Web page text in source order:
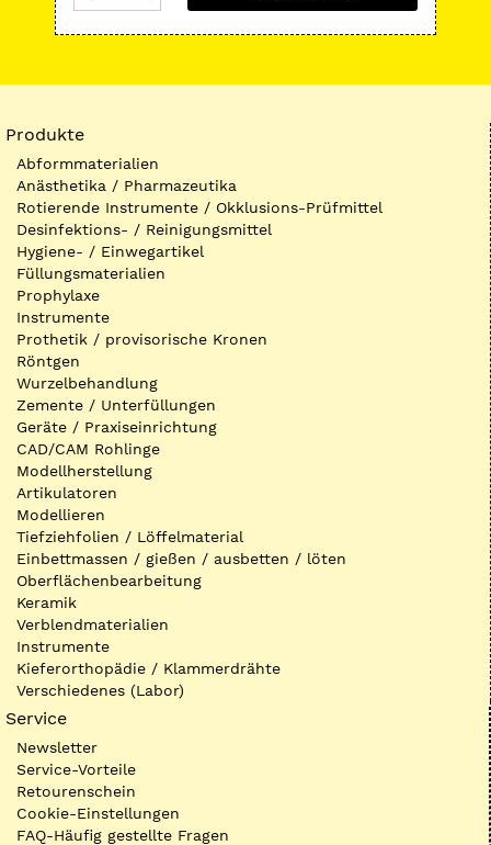
Produkte
Abformmaterialien
Anästhetika / Pharmazeutika
Rotierende Instrumente / Okklusions-Prüfmittel
Desinfektions- / Reinigungsmittel
Hygiene- / Einwegartikel
Füllungsmaterialien
Prophylaxe
Instrumente
Prothetik / provisorische Kronen
Röntgen
Wurzelbehandlung
Zemente / Unterfüllungen
Geräte / Praxiseinrichtung
CAD/CAM Rohlinge
Modellherstellung
Artikulatoren
Modellieren
Tiefziehfolien / Löffelmaterial
Einbettmassen / gießen / ausbetten / löten
Oberflächenbearbeitung
Keramik
Verblendmaterialien
Instrumente
Kieferorthopädie / Klammerdrähte
Verschiedenes (Labor)
Service
Newsletter
Service-Vorteile
Retourenschein
Cookie-Einstellungen
FAQ-Häufig gestellte Fragen